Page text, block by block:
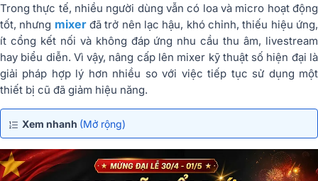
Trong thực tế, nhiều người dùng vẫn có loa và micro hoạt động
tốt, nhưng mixerđã trở nên lạc hậu, khó chỉnh, thiếu hiệu ứng,
ít cổng kết nối và không đáp ứng nhu cầu thu âm, livestream
hay biểu diễn. Vì vậy, nâng cấp lên mixer kỹ thuật số hiện đại là
giải pháp hợp lý hơn nhiều so với việc tiếp tục sử dụng một
thiết bị cũ đã giảm hiệu năng.
Xem nhanh (Mở rộng)